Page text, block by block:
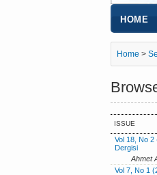
HOME
Home >
ISSUE
Vol 18, No
Dergisi
Ahmet
Vol 7, No 1